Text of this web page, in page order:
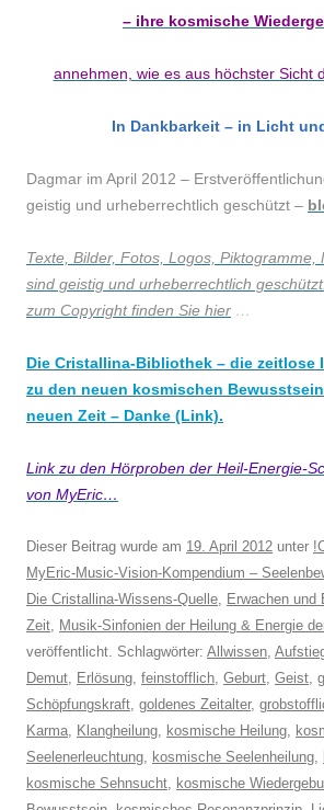
– ihre kosmische
annehmen, wie es aus höchster Sicht
In Dankbarkeit – in Licht
Dagmar im April 2012 –
geistig und urheberrechtlich geschützt –
Texte, Bilder, Fotos, Logos, Piktogramme,
sind geistig und urheberrechtlich
zum Copyright finden Sie hier …
Die Cristallina-Bibliothek – die zeitlose
zu den neuen kosmischen
neuen Zeit – Danke (Link).
Link zu den Hörproben der Heil-Energie-
von MyEric…
Dieser Beitrag wurde am 19. April 2012 unter
MyEric-Music-Vision-Kompendium –
Die Cristallina-Wissens-Quelle, Erwachen und
Zeit, Musik-Sinfonien der Heilung & Energie
veröffentlicht. Schlagwörter: Allwissen,
Demut, Erlösung, feinstofflich, Geburt, Geist,
Schöpfungskraft, goldenes Zeitalter,
Karma, Klangheilung, kosmische Heilung,
Seelenerleuchtung, kosmische Seelenheilung,
kosmische Sehnsucht, kosmische